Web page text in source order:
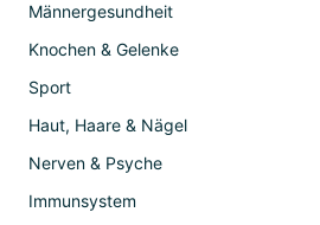
Männergesundheit
Knochen & Gelenke
Sport
Haut, Haare & Nägel
Nerven & Psyche
Immunsystem